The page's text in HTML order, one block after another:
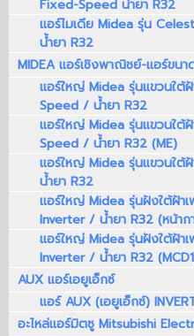
Fixed-Speed น้ำยา R32
แอร์ไมเดีย Midea รุ่น
น้ำยา R32
MIDEA แอร์เชิงพาณิชย์-แอร์ขน
แอร์ใหญ่ Midea รุ่นแขวนใต้
Speed / น้ำยา R32
แอร์ใหญ่ Midea รุ่นแขวนใต้
Speed / น้ำยา R32 (ME)
แอร์ใหญ่ Midea รุ่นแขวนใต้
น้ำยา R32
แอร์ใหญ่ Midea รุ่นฝังใต้ฝ้า
Inverter / น้ำยา R32 (หน้าก
แอร์ใหญ่ Midea รุ่นฝังใต้ฝ้า
Inverter / น้ำยา R32
AUX แอร์เอยูเอ็กซ์
แอร์ AUX (เอยูเอ็กซ์)
อะไหล่แอร์มิตซู Mitsubishi